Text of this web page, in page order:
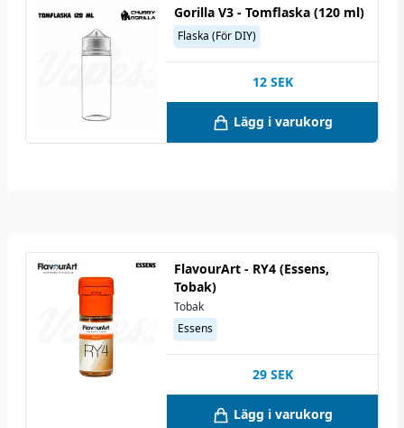
Gorilla V3 - Tomflaska (120 ml)
Flaska (För DIY)
12 SEK
Lägg i varukorg
FlavourArt - RY4 (Essens,
Tobak)
Tobak
Essens
29 SEK
Lägg i varukorg